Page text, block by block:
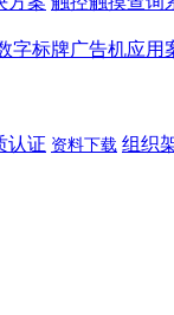
字标牌广告机应用
认证 资料下载 组织